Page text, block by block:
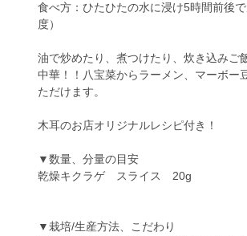
食べ方：ひたひたの水に浸け5時間前後
度）
油で炒めたり、煮つけたり、炊き込みご
中華！！八宝菜からラーメン、マーボー
ただけます。
木耳のお店オリジナルレシピ付き！
▼数量、分量の目安
乾燥キクラゲ スライス 20g
▼栽培/生産方法、こだわり